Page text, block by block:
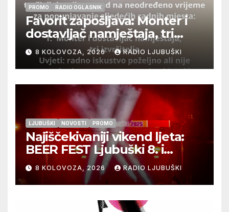
PROMO RADIO OGLASNIK
Favorit zapošljava: Monter i
dostavljač namještaja, tri
izvršitelja
8 KOLOVOZA, 2026 RADIO LJUBUŠKI
LJUBUŠKI NOVOSTI PROMO
Najiščekivaniji vikend ljeta:
BEER FEST Ljubuški 8. i
9.kolovoza
8 KOLOVOZA, 2026 RADIO LJUBUŠKI